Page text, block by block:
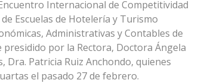
Internacional de Competitividad
Escuelas de Hotelería y Turismo
Administrativas y Contables de
por la Rectora, Doctora Ángela
Patricia Ruiz Anchondo, quienes
el pasado 27 de febrero.